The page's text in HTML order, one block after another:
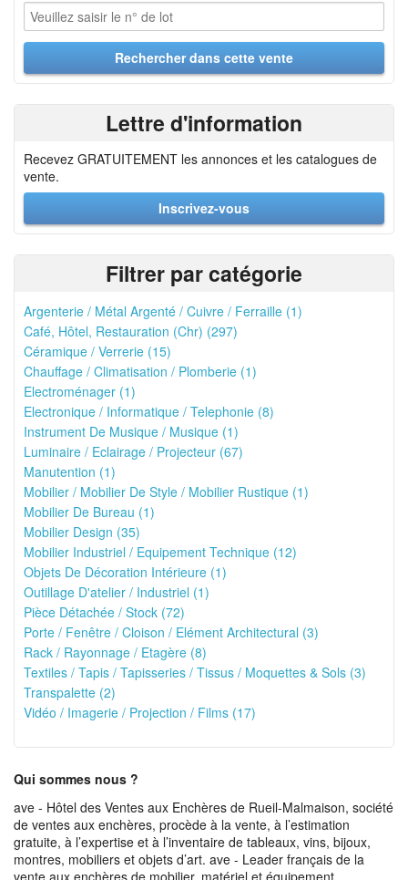
Lettre d'information
Recevez GRATUITEMENT les annonces et les catalogues de
vente.
Inscrivez-vous
Filtrer par catégorie
Argenterie / Métal Argenté / Cuivre / Ferraille (1)
Café, Hôtel, Restauration (Chr) (297)
Céramique / Verrerie (15)
Chauffage / Climatisation / Plomberie (1)
Electroménager (1)
Electronique / Informatique / Telephonie (8)
Instrument De Musique / Musique (1)
Luminaire / Eclairage / Projecteur (67)
Manutention (1)
Mobilier / Mobilier De Style / Mobilier Rustique (1)
Mobilier De Bureau (1)
Mobilier Design (35)
Mobilier Industriel / Equipement Technique (12)
Objets De Décoration Intérieure (1)
Outillage D'atelier / Industriel (1)
Pièce Détachée / Stock (72)
Porte / Fenêtre / Cloison / Elément Architectural (3)
Rack / Rayonnage / Etagère (8)
Textiles / Tapis / Tapisseries / Tissus / Moquettes & Sols (3)
Transpalette (2)
Vidéo / Imagerie / Projection / Films (17)
Qui sommes nous ?
ave - Hôtel des Ventes aux Enchères de Rueil-Malmaison, société
de ventes aux enchères, procède à la vente, à l’estimation
gratuite, à l’expertise et à l’inventaire de tableaux, vins, bijoux,
montres, mobiliers et objets d’art. ave - Leader français de la
vente aux enchères de mobilier, matériel et équipement